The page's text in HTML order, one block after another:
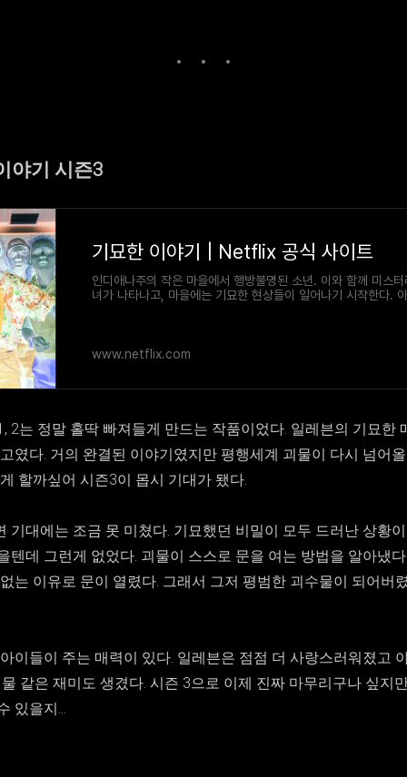
야기 시즌3
기묘한 이야기 | Netflix 공식 사이트
인디애나주의 작은 마을에서 행방불명된 소년. 이와 함께 미스
녀가 나타나고, 마을에는 기묘한 현상들이 일어나기 시작한다.
www.netflix.com
2는 정말 홀딱 빠져들게 만드는 작품이었다. 일레븐의 기묘한
였다. 거의 완결된 이야기였지만 평행세계 괴물이 다시 넘어
할까싶어 시즌3이 몹시 기대가 됐다.
기대에는 조금 못 미쳤다. 기묘했던 비밀이 모두 드러난 상황
텐데 그런게 없었다. 괴물이 스스로 문을 여는 방법을 알아냈
는 이유로 문이 열렸다. 그래서 그저 평범한 괴수물이 되어버
이들이 주는 매력이 있다. 일레븐은 점점 더 사랑스러워졌고
같은 재미도 생겼다. 시즌 3으로 이제 진짜 마무리구나 싶지
있을지...